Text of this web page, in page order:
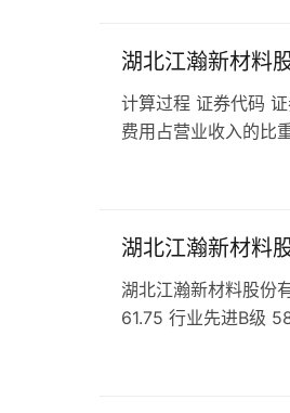
湖北江瀚新材料
计算过程 证券代码
费用占营业收入的比
湖北江瀚新材料
湖北江瀚新材料股份
61.75 行业先进B级